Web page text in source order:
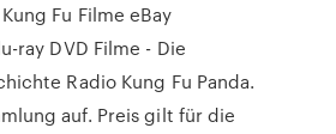
Fu Filme eBay
ray DVD Filme - Die
Radio Kung Fu Panda.
auf. Preis gilt für die